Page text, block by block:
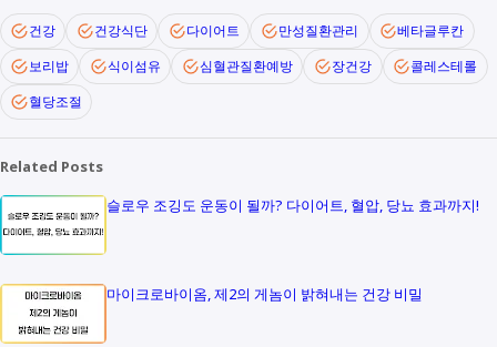
건강 건강식단 다이어트 만성질환관리
베타글루칸
보리밥
식이섬유 심혈관질환예방 장건강
콜레스테롤
혈당조절
Related Posts
슬로우 조깅도 운동이 될까? 다이어트, 혈압, 당뇨 효과까지!
마이크로바이옴, 제2의 게놈이 밝혀내는 건강 비밀